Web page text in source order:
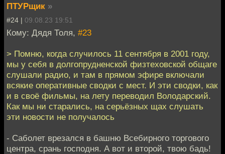
ПТУРщик »
#24 | 09.08.23 19:51
Кому: Дядя Толя, #23
> Помню, когда случилось 11 сентября в 2001 году,
мы у себя в долгопрудненской физтеховской общаге
слушали радио, и там в прямом эфире включали
всякие оперативные сводки с мест. И эти сводки, как
и в своё фильмы, на лету переводил Володарский.
Как мы ни старались, на серьёзных щах слушать
эти новости не получалось
- Саболет врезался в башню Всебирного торгового
центра, срань господня. А вот и второй, твою бадь!